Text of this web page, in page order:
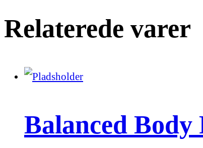
Relaterede varer
Balanced Body